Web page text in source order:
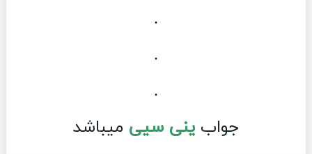
.
.
.
جواب ینی سیی میباشد